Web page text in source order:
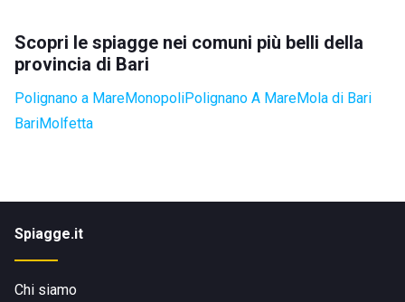
Scopri le spiagge nei comuni più belli della
provincia di Bari
Polignano a MareMonopoliPolignano A MareMola di Bari
BariMolfetta
Spiagge.it
Chi siamo